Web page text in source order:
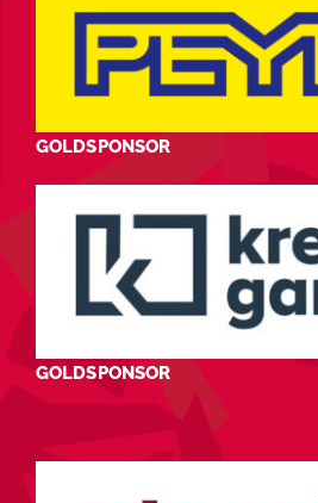
GOLDSPONSOR
GOLDSPONSOR